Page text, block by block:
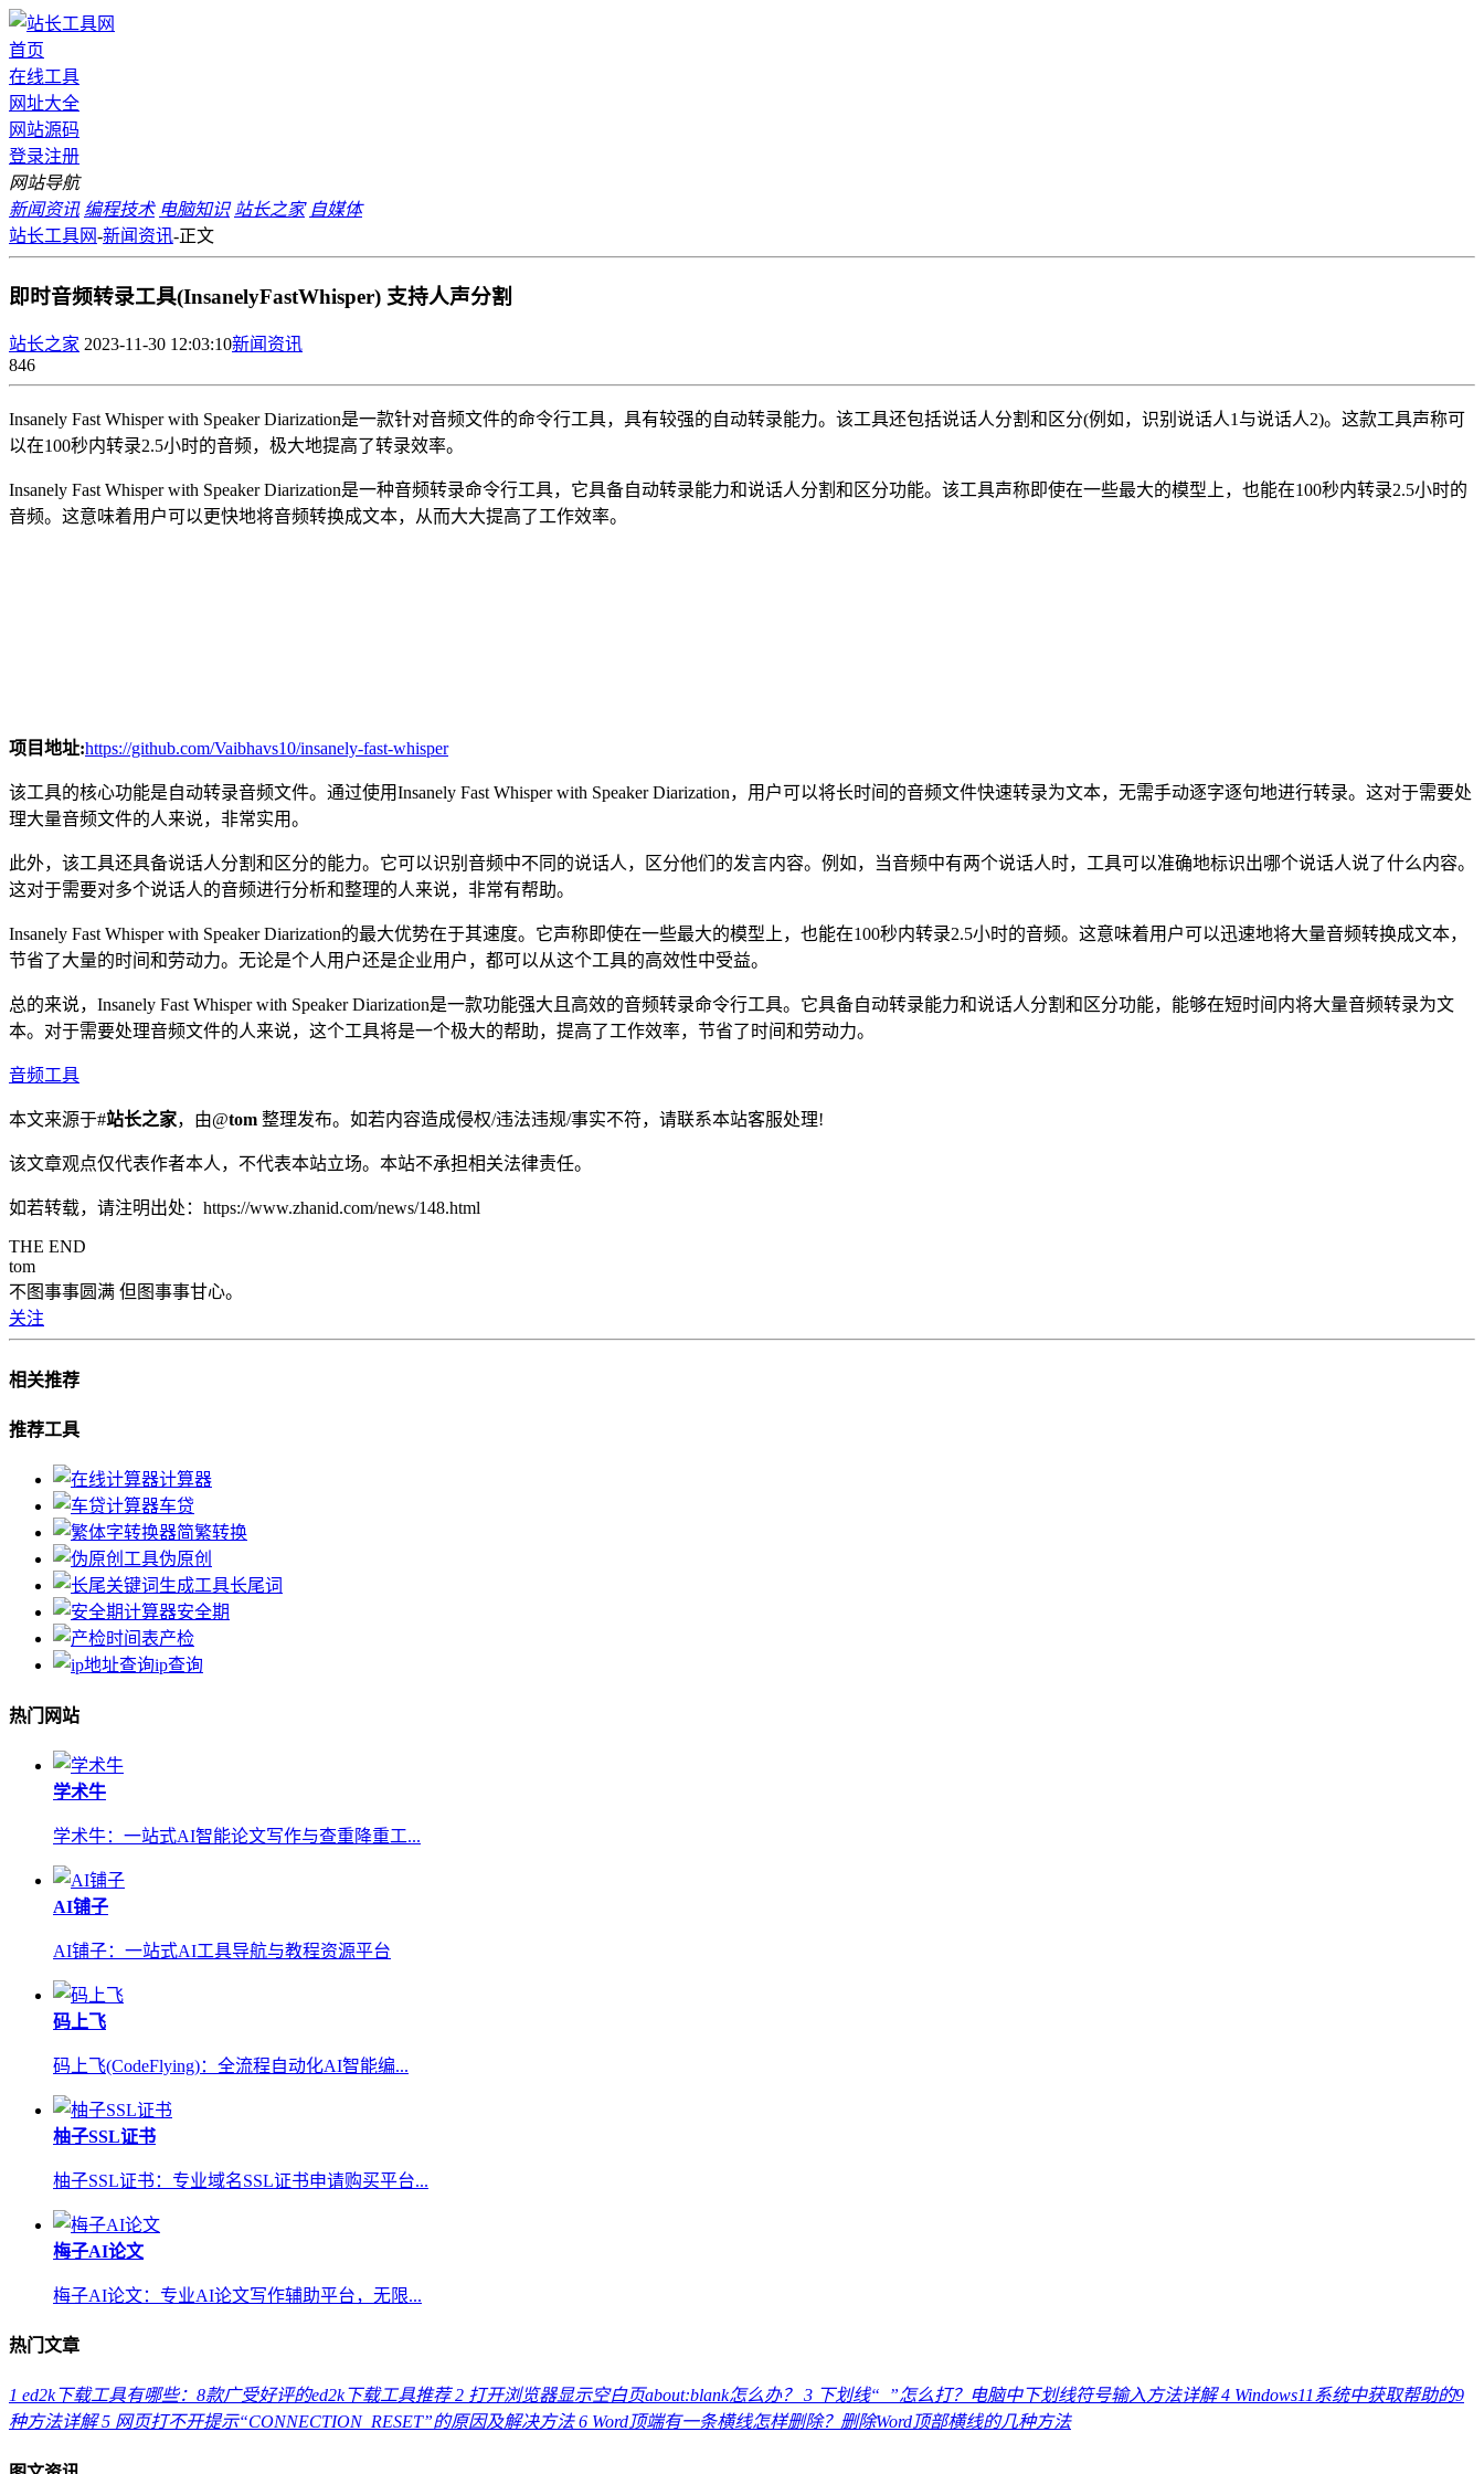
首页
在线工具
网址大全
网站源码
登录注册
网站导航
新闻资讯 编程技术 电脑知识 站长之家 自媒体
站长工具网-新闻资讯-正文
即时音频转录工具(InsanelyFastWhisper) 支持人声分割
站长之家 2023-11-30 12:03:10新闻资讯
846
Insanely Fast Whisper with Speaker Diarization是一款针对音频文件的命令行工具，具有较强的自动转录能力。该工具还包括说话人分割和区分(例如，识别说话人1与说话人2)。这款工具声称可
以在100秒内转录2.5小时的音频，极大地提高了转录效率。
Insanely Fast Whisper with Speaker Diarization是一种音频转录命令行工具，它具备自动转录能力和说话人分割和区分功能。该工具声称即使在一些最大的模型上，也能在100秒内转录2.5小时的
音频。这意味着用户可以更快地将音频转换成文本，从而大大提高了工作效率。
项目地址:https://github.com/Vaibhavs10/insanely-fast-whisper
该工具的核心功能是自动转录音频文件。通过使用Insanely Fast Whisper with Speaker Diarization，用户可以将长时间的音频文件快速转录为文本，无需手动逐字逐句地进行转录。这对于需要处
理大量音频文件的人来说，非常实用。
此外，该工具还具备说话人分割和区分的能力。它可以识别音频中不同的说话人，区分他们的发言内容。例如，当音频中有两个说话人时，工具可以准确地标识出哪个说话人说了什么内容。
这对于需要对多个说话人的音频进行分析和整理的人来说，非常有帮助。
Insanely Fast Whisper with Speaker Diarization的最大优势在于其速度。它声称即使在一些最大的模型上，也能在100秒内转录2.5小时的音频。这意味着用户可以迅速地将大量音频转换成文本，
节省了大量的时间和劳动力。无论是个人用户还是企业用户，都可以从这个工具的高效性中受益。
总的来说，Insanely Fast Whisper with Speaker Diarization是一款功能强大且高效的音频转录命令行工具。它具备自动转录能力和说话人分割和区分功能，能够在短时间内将大量音频转录为文
本。对于需要处理音频文件的人来说，这个工具将是一个极大的帮助，提高了工作效率，节省了时间和劳动力。
音频工具
本文来源于#站长之家，由@tom 整理发布。如若内容造成侵权/违法违规/事实不符，请联系本站客服处理!
该文章观点仅代表作者本人，不代表本站立场。本站不承担相关法律责任。
如若转载，请注明出处：https://www.zhanid.com/news/148.html
THE END
tom
不图事事圆满 但图事事甘心。
关注
相关推荐
推荐工具
计算器
车贷
简繁转换
伪原创
长尾词
安全期
产检
ip查询
热门网站
学术牛
学术牛：一站式AI智能论文写作与查重降重工...
AI铺子
AI铺子：一站式AI工具导航与教程资源平台
码上飞
码上飞(CodeFlying)：全流程自动化AI智能编...
柚子SSL证书
柚子SSL证书：专业域名SSL证书申请购买平台...
梅子AI论文
梅子AI论文：专业AI论文写作辅助平台，无限...
热门文章
1 ed2k下载工具有哪些：8款广受好评的ed2k下载工具推荐 2 打开浏览器显示空白页about:blank怎么办？ 3 下划线“_”怎么打？电脑中下划线符号输入方法详解 4 Windows11系统中获取帮助的9
种方法详解 5 网页打不开提示“CONNECTION_RESET”的原因及解决方法 6 Word顶端有一条横线怎样删除？删除Word顶部横线的几种方法